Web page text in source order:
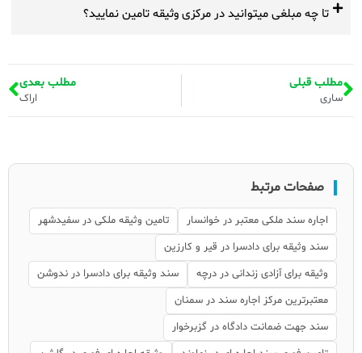
تا چه مبلغی میتوانید در مرکزی وثیقه تامین نمایید؟
مطلب قبلی
ساری
مطلب بعدی
اراک
صفحات مرتبط
اجاره سند ملکی معتبر در خوانسار
تامین وثیقه ملکی در سفیدشهر
سند وثیقه برای دادسرا در قیر و کارزین
وثیقه برای آزادی زندانی در درچه
سند وثیقه برای دادسرا در ندوشن
معتبرترین مرکز اجاره سند در سمنان
سند جهت ضمانت دادگاه در گزبرخوار